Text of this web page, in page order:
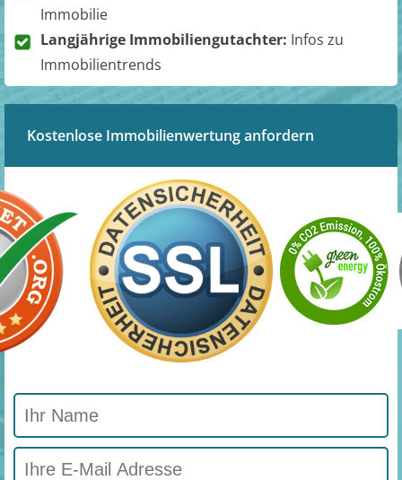
Immobilie
Langjährige Immobiliengutachter: Infos zu
Immobilientrends
Kostenlose Immobilienwertung anfordern